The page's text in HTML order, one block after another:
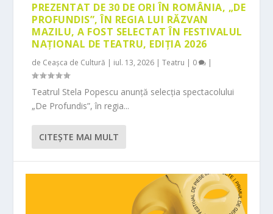
PREZENTAT DE 30 DE ORI ÎN ROMÂNIA, „DE
PROFUNDIS”, ÎN REGIA LUI RĂZVAN
MAZILU, A FOST SELECTAT ÎN FESTIVALUL
NAȚIONAL DE TEATRU, EDIȚIA 2026
de Ceașca de Cultură | iul. 13, 2026 |Teatru | 0 |
Teatrul Stela Popescu anunță selecția spectacolului
„De Profundis”, în regia...
CITEŞTE MAI MULT